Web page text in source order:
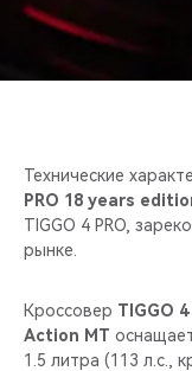
Технические
PRO 18 years
TIGGO 4 PRO,
рынке.
Кроссовер TIGGO
Action MT
1.5 литра (113 л.c.,